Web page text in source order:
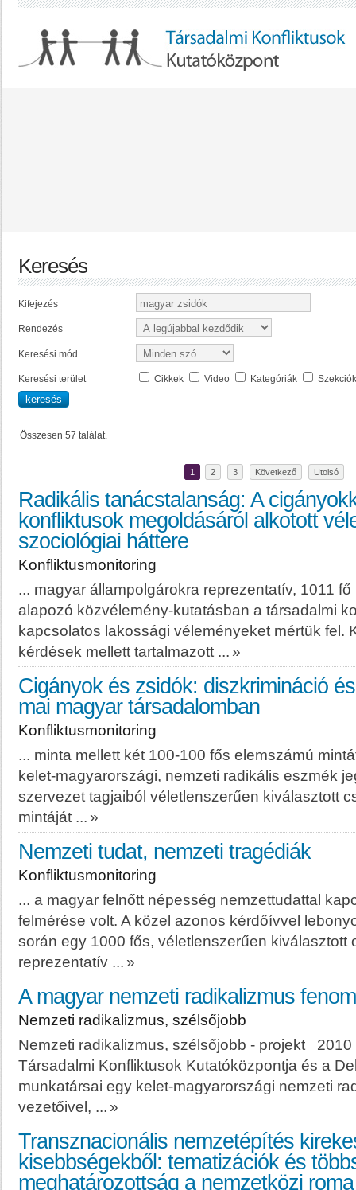
Keresés
Kifejezés
Rendezés
Keresési mód
Keresési terület Cikkek Video Kategóriák Szekciók
Összesen 57 találat.
1 2 3 Következő Utolsó
Radikális tanácstalanság: A
konfliktusok megoldásáról alkotott
szociológiai háttere
Konfliktusmonitoring
... magyar állampolgárokra reprezentatív, 1011
alapozó közvélemény-kutatásban a társadalmi
kapcsolatos lakossági véleményeket mértük fel.
kérdések mellett tartalmazott ... »
Cigányok és zsidók: diszkrimináció
mai magyar társadalomban
Konfliktusmonitoring
... minta mellett két 100-100 fős elemszámú
kelet-magyarországi, nemzeti radikális eszmék
szervezet tagjaiból véletlenszerűen kiválasztott
mintáját ... »
Nemzeti tudat, nemzeti tragédiák
Konfliktusmonitoring
... a magyar felnőtt népesség nemzettudattal
felmérése volt. A közel azonos kérdőívvel
során egy 1000 fős, véletlenszerűen kiválasztott
reprezentatív ... »
A magyar nemzeti radikalizmus
Nemzeti radikalizmus, szélsőjobb
Nemzeti radikalizmus, szélsőjobb - projekt 2010
Társadalmi Konfliktusok Kutatóközpontja és a
munkatársai egy kelet-magyarországi nemzeti
vezetőivel, ... »
Transznacionális nemzetépítés
kisebbségekből: tematizációk és
meghatározottság a nemzetközi